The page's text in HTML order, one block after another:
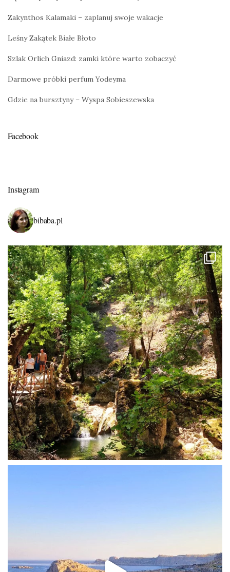
Zakynthos Kalamaki – zaplanuj swoje wakacje
Leśny Zakątek Białe Błoto
Szlak Orlich Gniazd: zamki które warto zobaczyć
Darmowe próbki perfum Yodeyma
Gdzie na bursztyny – Wyspa Sobieszewska
Facebook
Instagram
bibaba.pl